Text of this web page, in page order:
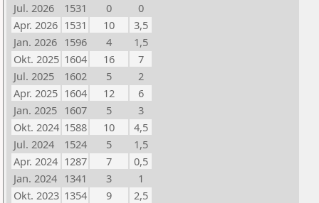
Jul. 2026
1531 0
0
Apr. 2026 1531 10
3,5
Jan. 2026 1596 4
1,5
Okt. 2025 1604 16
7
Jul. 2025
1602 5
2
Apr. 2025 1604 12
6
Jan. 2025 1607 5
3
Okt. 2024 1588 10
4,5
Jul. 2024
1524 5
1,5
Apr. 2024 1287 7
0,5
Jan. 2024 1341 3
1
Okt. 2023 1354 9
2,5